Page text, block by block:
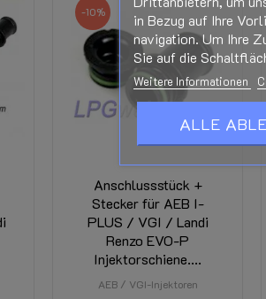
-10%
Anschlussstück +
Stecker für AEB I-
PLUS / VGI / Landi
Renzo EVO-P
Injektorschiene....
AEB / VGI-Injektoren
in Bezug auf Ihre
navigation. Um Ihre
Sie auf die
Weitere Informationen
ALLE